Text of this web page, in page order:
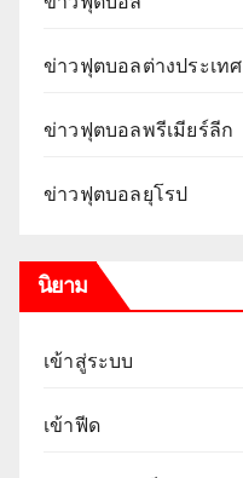
ข่าวฟุตบอลต่างประเทศ
ข่าวฟุตบอลพรีเมียร์ลีก
ข่าวฟุตบอลยุโรป
นิยาม
เข้าสู่ระบบ
เข้าฟีด